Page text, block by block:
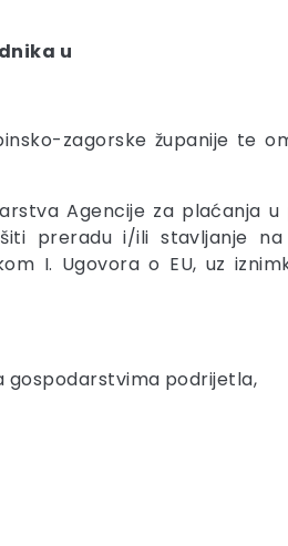
u
zagorske županije te
Agencije za plaćanja
preradu i/ili stavljanje
I. Ugovora o EU, uz
podrijetla,